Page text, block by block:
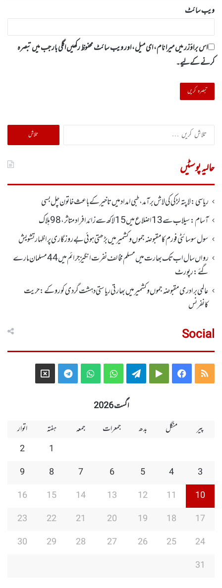
ویب‌ سائٹ
اس براؤزر میں میرا نام، ای میل، اور ویب سائٹ محفوظ رکھیں اگلی بار جب میں تبصرہ
کرنے کےلیے۔
تلاش
کریں
حالیہ پوسٹیں
ریاسی: لاپتہ لڑکی کی لاش برآمد، طبی امداد میں تاخیرکے باعث خاتون چل بسی
آسام: سیلاب سے 13اضلاع میں 15لاکھ سے زائد افراد متاثر ، 98ہلاک
سول سوسائٹی فورم کا مقبوضہ جموں وکشمیر میں بڑھتی ہوئی بے روزگاری پر اظہارتشویش
رواں سال اب تک بھارت میں مسلم مخالف نفرت انگیز جرائم میں 44 مسلمان مارے
گئے: رپورٹ
عالمی برادری مقبوضہ جموں وکشمیر میں بھارتی ریاستی دہشت گردی کو روکے : حریت
کانفرنس
Social
RSS
Facebook
Google
Telegram
WhatsApp
WhatsApp
Telegram
X
اگست 2026
پیر
منگل بدھ جمعرات جمعہ ہفتہ
اتوار
1
2
3
4
5
6
7
8
9
10
11
12
13
14
15
16
17
18
19
20
21
22
23
24
25
26
27
28
29
30
31